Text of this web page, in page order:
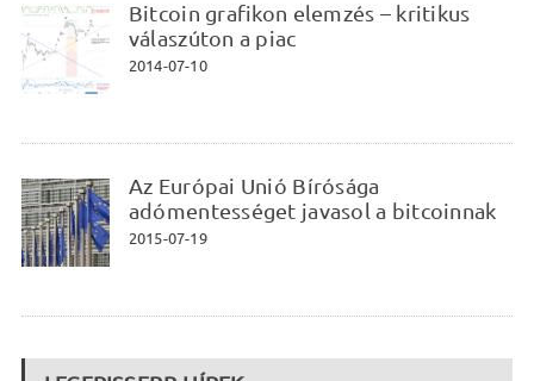
Bitcoin grafikon elemzés – kritikus
válaszúton a piac
2014-07-10
Az Európai Unió Bírósága
adómentességet javasol a bitcoinnak
2015-07-19